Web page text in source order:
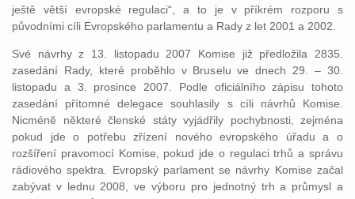
ještě větší evropské regulaci“, a to je v příkrém rozporu s
původními cíli Evropského parlamentu a Rady z let 2001 a 2002.
Své návrhy z 13. listopadu 2007 Komise již předložila 2835.
zasedání Rady, které proběhlo v Bruselu ve dnech 29. – 30.
listopadu a 3. prosince 2007. Podle oficiálního zápisu tohoto
zasedání přítomné delegace souhlasily s cíli návrhů Komise.
Nicméně některé členské státy vyjádřily pochybnosti, zejména
pokud jde o potřebu zřízení nového evropského úřadu a o
rozšíření pravomocí Komise, pokud jde o regulaci trhů a správu
rádiového spektra. Evropský parlament se návrhy Komise začal
zabývat v lednu 2008, ve výboru pro jednotný trh a průmysl a